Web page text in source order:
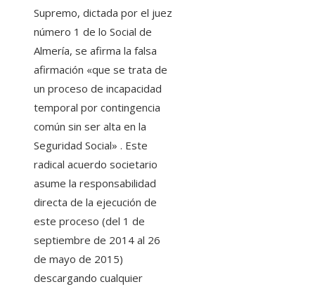
Supremo, dictada por el juez
número 1 de lo Social de
Almería, se afirma la falsa
afirmación «que se trata de
un proceso de incapacidad
temporal por contingencia
común sin ser alta en la
Seguridad Social» . Este
radical acuerdo societario
asume la responsabilidad
directa de la ejecución de
este proceso (del 1 de
septiembre de 2014 al 26
de mayo de 2015)
descargando cualquier